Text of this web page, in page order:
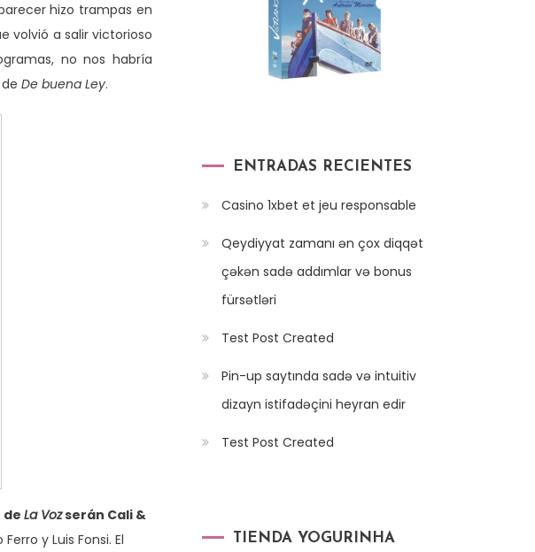
hizo trampas en
volvió a salir victorioso
no nos habría
De buena Ley.
de La Vozserán Cali &
y Luis Fonsi. El
ENTRADAS RECIENTES
Casino 1xbet et jeu responsable
Qeydiyyat zamanı ən çox diqqət
çəkən sadə addımlar və bonus
fürsətləri
Test Post Created
Pin-up saytında sadə və intuitiv
dizayn istifadəçini heyran edir
Test Post Created
TIENDA YOGURINHA